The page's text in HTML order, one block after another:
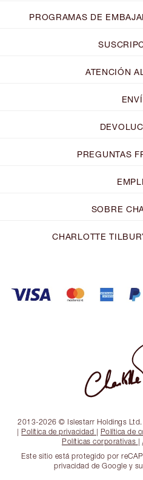
PROGRAMAS DE
ATENCIÓN
PREGUNTAS
SOBRE
CHARLOTTE
2013-2026 © Islestarr Holdings
| Política de privacidad | Política de
Políticas corporativas |
Este sitio está protegido por
privacidad de Google y